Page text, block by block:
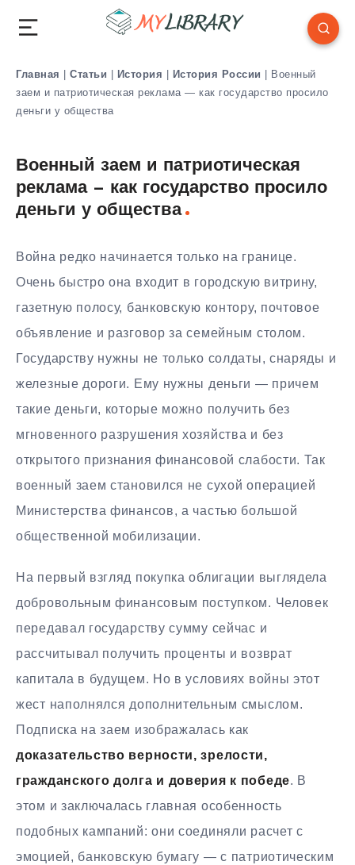
Главная | Статьи | История | История России | Военный
заем и патриотическая реклама — как государство просило
деньги у общества
Военный заем и патриотическая
реклама — как государство просило
деньги у общества
Война редко начинается только на границе.
Очень быстро она входит в городскую витрину,
газетную полосу, банковскую контору, почтовое
объявление и разговор за семейным столом.
Государству нужны не только солдаты, снаряды и
железные дороги. Ему нужны деньги — причем
такие деньги, которые можно получить без
мгновенного разрушения хозяйства и без
открытого признания финансовой слабости. Так
военный заем становился не сухой операцией
Министерства финансов, а частью большой
общественной мобилизации.
На первый взгляд покупка облигации выглядела
добровольным финансовым поступком. Человек
передавал государству сумму сейчас и
рассчитывал получить проценты и возврат
капитала в будущем. Но в условиях войны этот
жест наполнялся дополнительным смыслом.
Подписка на заем изображалась как
доказательство верности, зрелости,
гражданского долга и доверия к победе. В
этом и заключалась главная особенность
подобных кампаний: они соединяли расчет с
эмоцией, банковскую бумагу — с патриотическим